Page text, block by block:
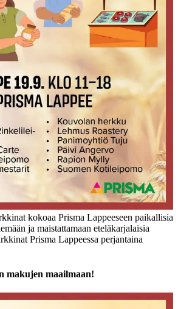
kokoaa Prisma Lappeeseen paikallisia
ja maistattamaan eteläkarjalaisia
Prisma Lappeessa perjantaina
makujen maailmaan!